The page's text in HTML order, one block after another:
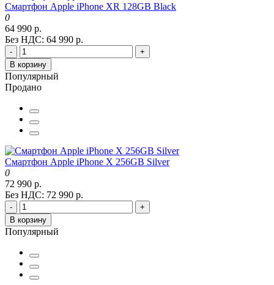
Смартфон Apple iPhone XR 128GB Black
0
64 990 р.
Без НДС: 64 990 р.
-
+
В корзину
Популярный
Продано
Смартфон Apple iPhone X 256GB Silver
0
72 990 р.
Без НДС: 72 990 р.
-
+
В корзину
Популярный